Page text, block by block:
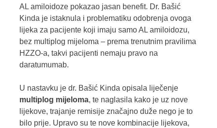
AL amiloidoze pokazao jasan benefit. Dr. Bašić
Kinda je istaknula i problematiku odobrenja ovoga
lijeka za pacijente koji imaju samo AL amiloidozu,
bez multiplog mijeloma – prema trenutnim pravilima
HZZO-a, takvi pacijenti nemaju pravo na
daratumumab.
U nastavku je dr. Bašić Kinda opisala liječenje
multiplog mijeloma, te naglasila kako je uz nove
lijekove, trajanje remisije značajno duže nego je to
bilo prije. Upravo su te nove kombinacije lijekova,